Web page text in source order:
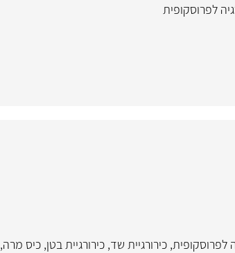
לפרוסקופית
לפרוסקופית, כירורגיית שד, כירורגיית בטן, כיס מרה,